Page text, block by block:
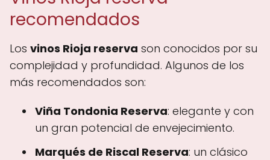
recomendados
Los vinos Rioja reserva son conocidos por su
complejidad y profundidad. Algunos de los
más recomendados son:
Viña Tondonia Reserva: elegante y con
un gran potencial de envejecimiento.
Marqués de Riscal Reserva: un clásico